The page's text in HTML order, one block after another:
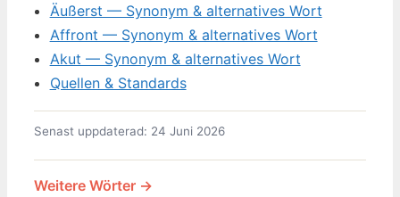
Äußerst — Synonym & alternatives Wort
Affront — Synonym & alternatives Wort
Akut — Synonym & alternatives Wort
Quellen & Standards
Senast uppdaterad: 24 Juni 2026
Weitere Wörter →